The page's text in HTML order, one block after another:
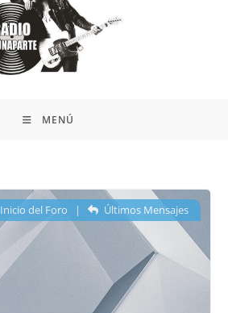
MENÚ
Inicio del Foro | Últimos Mensajes